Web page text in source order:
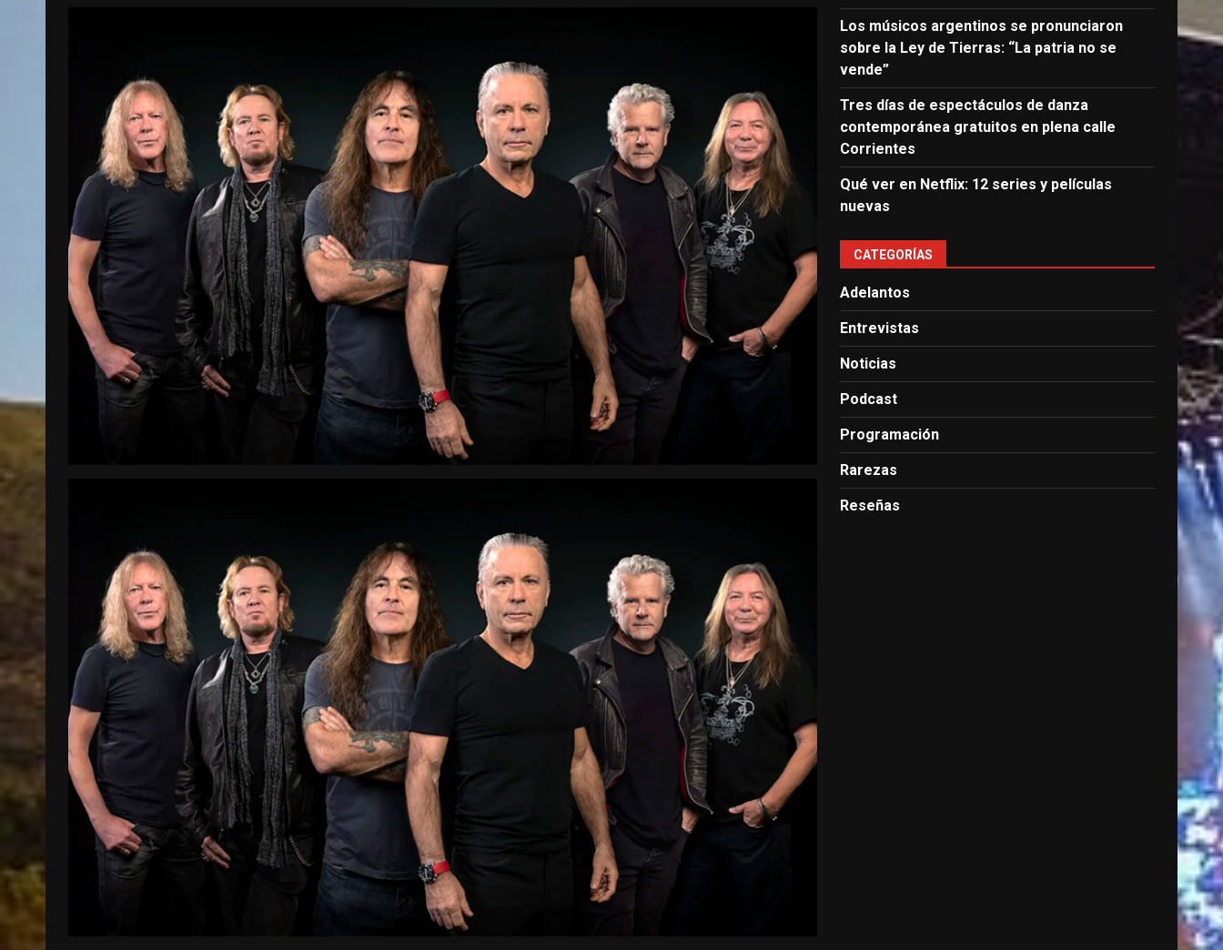
Los músicos argentinos se pronunciaron
sobre la Ley de Tierras: “La patria no se
vende”
Tres días de espectáculos de danza
contemporánea gratuitos en plena calle
Corrientes
Qué ver en Netflix: 12 series y películas
nuevas
CATEGORÍAS
Adelantos
Entrevistas
Noticias
Podcast
Programación
Rarezas
Reseñas